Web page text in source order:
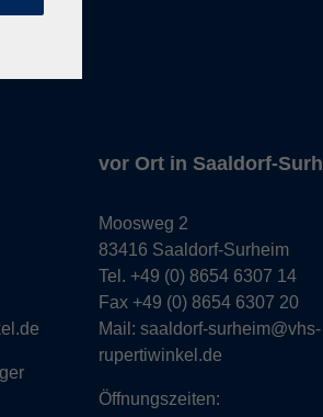
vor Ort in Saaldorf-
Moosweg 2
83416 Saaldorf-Surheim
Tel. +49 (0) 8654 6307 14
Fax +49 (0) 8654 6307 20
Mail: saaldorf-surheim@vhs-
rupertiwinkel.de
Öffnungszeiten: